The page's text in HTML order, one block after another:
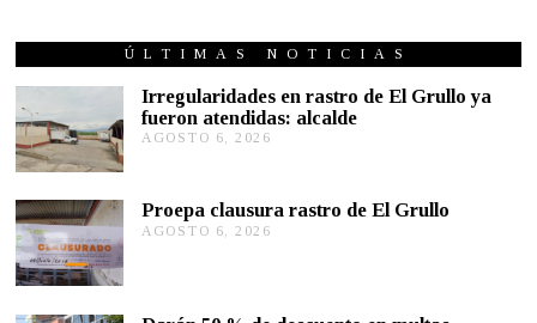
ÚLTIMAS NOTICIAS
Irregularidades en rastro de El Grullo ya
fueron atendidas: alcalde
AGOSTO 6, 2026
T
Proepa clausura rastro de El Grullo
AGOSTO 6, 2026